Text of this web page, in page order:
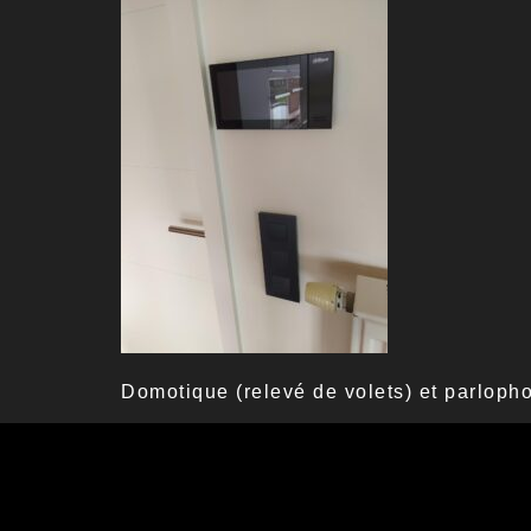
Domotique (relevé de volets) et